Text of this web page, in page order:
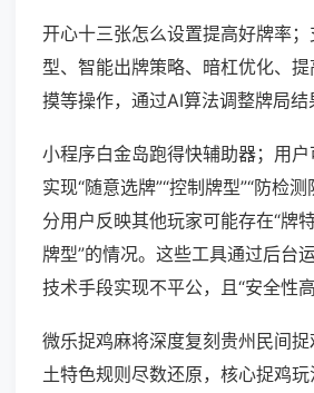
开心十三张怎么设置提高好牌率
型、智能出牌策略、暗杠优化、
摸等操作，通过AI算法调整牌局结
小程序白金岛跑得快辅助器；用
实现“随意选牌”“控制牌型”“防检
分用户反映其他玩家可能存在“牌
牌型”的情况。这些工具通过后台
技术手段实现不平公，且“安全性高
微乐捉鸡麻将深度复刻贵州民间
土特色规则尽数还原，核心捉鸡